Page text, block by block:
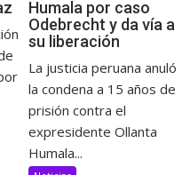
Humala por caso
Odebrecht y da vía a
su liberación
La justicia peruana anuló
la condena a 15 años de
prisión contra el
expresidente Ollanta
Humala...